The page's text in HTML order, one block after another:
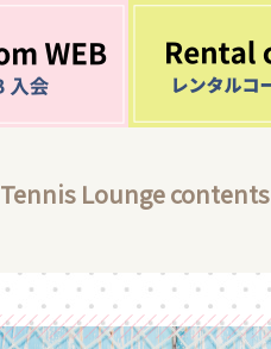
Tennis Lounge contents